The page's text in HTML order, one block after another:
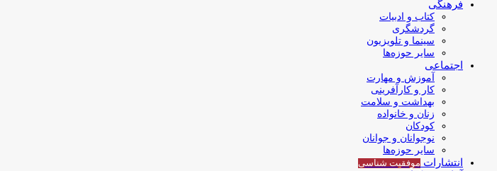
فرهنگی
کتاب و ادبیات
گردشگری
سینما و تلویزیون
سایر حوزه‌ها
اجتماعی
آموزش و مهارت
کار و کارآفرینی
بهداشت و سلامت
زنان و خانواده
کودکان
نوجوانان و جوانان
سایر حوزه‌ها
انتشارات موفقیت‌ شناسی